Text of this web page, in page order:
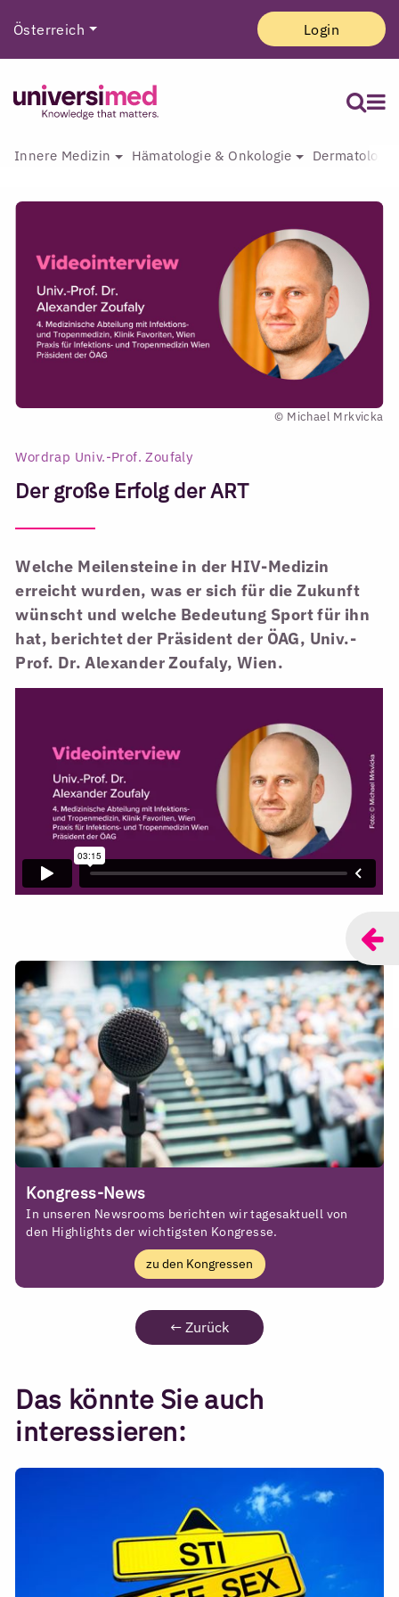
Österreich Login
Innere Medizin Hämatologie & Onkologie
© Michael Mrkvicka
Wordrap Univ.-Prof. Zoufaly
Der große Erfolg der ART
Welche Meilensteine in der HIV-Medizin
erreicht wurden, was er sich für die Zukunft
wünscht und welche Bedeutung Sport für ihn
hat, berichtet der Präsident der ÖAG, Univ.-
Prof. Dr. Alexander Zoufaly, Wien.
Kongress-News
In unseren Newsrooms berichten wir tagesaktuell von
den Highlights der wichtigsten Kongresse.
zu den Kongressen
← Zurück
Das könnte Sie auch
interessieren: